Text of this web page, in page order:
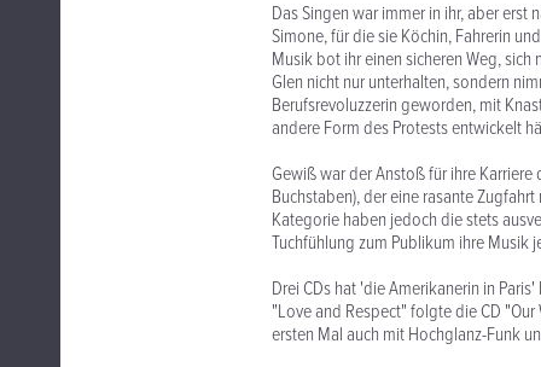
Das Singen war immer in ihr, aber
Simone, für die sie Köchin, Fahrerin
Musik bot ihr einen sicheren Weg,
Glen nicht nur unterhalten, sondern
Berufsrevoluzzerin geworden, mit
andere Form des Protests entwickelt
Gewiß war der Anstoß für ihre
Buchstaben), der eine rasante
Kategorie haben jedoch die stets
Tuchfühlung zum Publikum ihre Musik
Drei CDs hat 'die Amerikanerin in
"Love and Respect" folgte die CD
ersten Mal auch mit Hochglanz-Funk